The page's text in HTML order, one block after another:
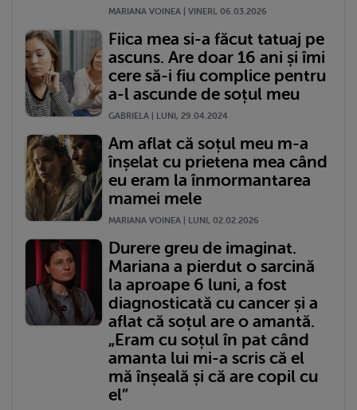
MARIANA VOINEA | VINERI, 06.03.2026
Fiica mea si-a făcut tatuaj pe
ascuns. Are doar 16 ani și îmi
cere să-i fiu complice pentru
a-l ascunde de soțul meu
GABRIELA | LUNI, 29.04.2024
Am aflat că soțul meu m-a
înșelat cu prietena mea când
eu eram la înmormantarea
mamei mele
MARIANA VOINEA | LUNI, 02.02.2026
Durere greu de imaginat.
Mariana a pierdut o sarcină
la aproape 6 luni, a fost
diagnosticată cu cancer și a
aflat că soțul are o amantă.
„Eram cu soțul în pat când
amanta lui mi-a scris că el
mă înșeală și că are copil cu
el”